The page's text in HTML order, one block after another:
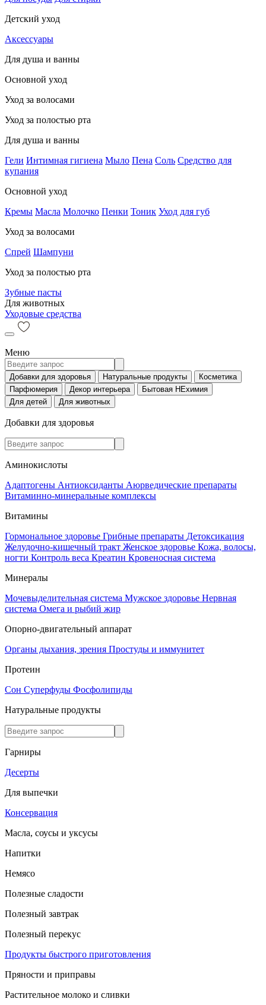
Детский уход
Аксессуары
Для душа и ванны
Основной уход
Уход за волосами
Уход за полостью рта
Для душа и ванны
Гели Интимная гигиена Мыло Пена Соль Средство для
купания
Основной уход
Кремы Масла Молочко Пенки Тоник Уход для губ
Уход за волосами
Спрей Шампуни
Уход за полостью рта
Зубные пасты
Для животных
Уходовые средства
Меню
Добавки для здоровья Натуральные продукты
Косметика
Парфюмерия
Декор интерьера
Бытовая НЕхимия
Для детей
Для животных
Добавки для здоровья
Аминокислоты
Адаптогены Антиоксиданты Аюрведические препараты
Витаминно-минеральные комплексы
Витамины
Гормональное здоровье Грибные препараты Детоксикация
Желудочно-кишечный тракт Женское здоровье Кожа, волосы,
ногти Контроль веса Креатин Кровеносная система
Минералы
Мочевыделительная система Мужское здоровье Нервная
система Омега и рыбий жир
Опорно-двигательный аппарат
Органы дыхания, зрения Простуды и иммунитет
Протеин
Сон Суперфуды Фосфолипиды
Натуральные продукты
Гарниры
Десерты
Для выпечки
Консервация
Масла, соусы и уксусы
Напитки
Немясо
Полезные сладости
Полезный завтрак
Полезный перекус
Продукты быстрого приготовления
Пряности и приправы
Растительное молоко и сливки